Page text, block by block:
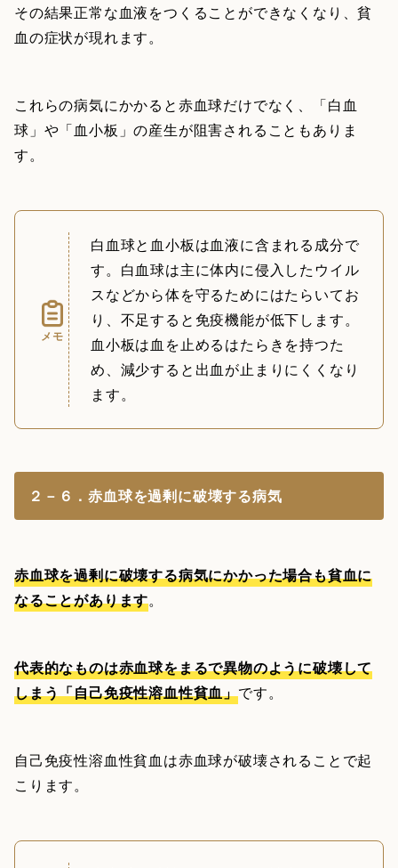
その結果正常な血液をつくることができなくなり、貧
血の症状が現れます。
これらの病気にかかると赤血球だけでなく、「白血
球」や「血小板」の産生が阻害されることもありま
す。
メモ
白血球と血小板は血液に含まれる成分で
す。白血球は主に体内に侵入したウイル
スなどから体を守るためにはたらいてお
り、不足すると免疫機能が低下します。
血小板は血を止めるはたらきを持つた
め、減少すると出血が止まりにくくなり
ます。
２－６．赤血球を過剰に破壊する病気
赤血球を過剰に破壊する病気にかかった場合も貧血に
なることがあります。
代表的なものは赤血球をまるで異物のように破壊して
しまう「自己免疫性溶血性貧血」です。
自己免疫性溶血性貧血は赤血球が破壊されることで起
こります。